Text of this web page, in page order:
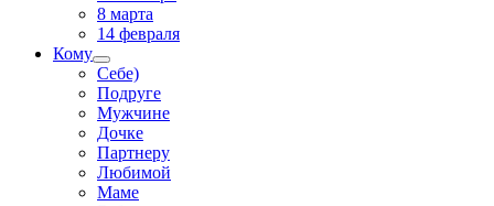
8 марта
14 февраля
Кому
Себе)
Подруге
Мужчине
Дочке
Партнеру
Любимой
Маме